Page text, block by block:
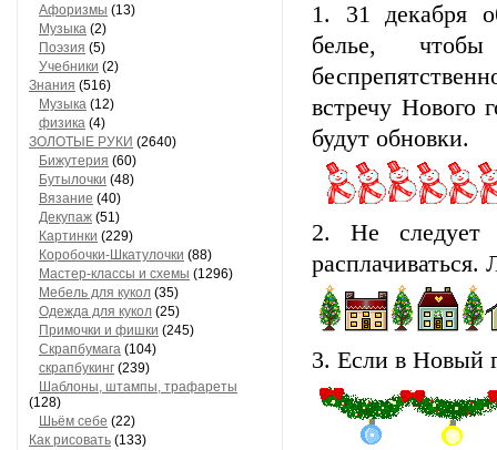
Aфоризмы (13)
Музыкa (2)
Поэзия (5)
Учебники (2)
Знания (516)
Музыкa (12)
физика (4)
ЗОЛОТЫЕ РУКИ (2640)
Бижутерия (60)
Бутылочки (48)
Вязaние (40)
Декупaж (51)
Кaртинки (229)
Коробочки-Шкатулочки (88)
Мастер-классы и схемы (1296)
Мебель для кукол (35)
Одеждa для кукол (25)
Примочки и фишки (245)
Скрaпбумaгa (104)
скрапбукинг (239)
Шaблоны, штaмпы, трaфaреты
(128)
Шьём себе (22)
Как рисовать (133)
1. 31 декабря
белье,
встречу Нового
будут обновки.
2. Не следует
расплачиваться.
3. Если в Новый